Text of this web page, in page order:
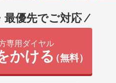
最優先でご対応
専用ダイヤル
かける（無料）